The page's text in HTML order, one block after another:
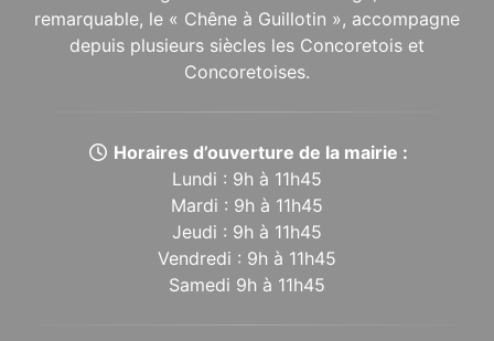
remarquable, le « Chêne à Guillotin », accompagne
depuis plusieurs siècles les Concoretois et
Concoretoises.
Horaires d’ouverture de la mairie :
Lundi : 9h à 11h45
Mardi : 9h à 11h45
Jeudi : 9h à 11h45
Vendredi : 9h à 11h45
Samedi 9h à 11h45